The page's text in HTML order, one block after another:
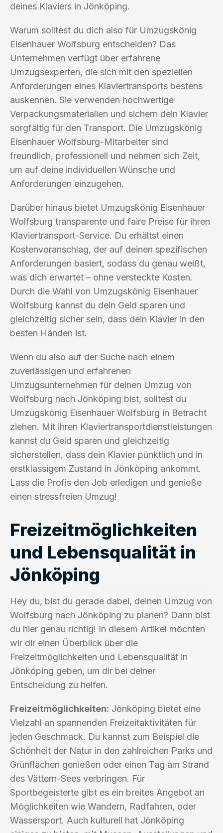
deines Klaviers in Jönköping.
Warum solltest du dich also für Umzugskönig
Eisenhauer Wolfsburg entscheiden? Das
Unternehmen verfügt über erfahrene
Umzugsexperten, die sich mit den speziellen
Anforderungen eines Klaviertransports bestens
auskennen. Sie verwenden hochwertige
Verpackungsmaterialien und sichern dein Klavier
sorgfältig für den Transport. Die Umzugskönig
Eisenhauer Wolfsburg-Mitarbeiter sind
freundlich, professionell und nehmen sich Zeit,
um auf deine individuellen Wünsche und
Anforderungen einzugehen.
Darüber hinaus bietet Umzugskönig Eisenhauer
Wolfsburg transparente und faire Preise für ihren
Klaviertransport-Service. Du erhältst einen
Kostenvoranschlag, der auf deinen spezifischen
Anforderungen basiert, sodass du genau weißt,
was dich erwartet – ohne versteckte Kosten.
Durch die Wahl von Umzugskönig Eisenhauer
Wolfsburg kannst du dein Geld sparen und
gleichzeitig sicher sein, dass dein Klavier in den
besten Händen ist.
Wenn du also auf der Suche nach einem
zuverlässigen und erfahrenen
Umzugsunternehmen für deinen Umzug von
Wolfsburg nach Jönköping bist, solltest du
Umzugskönig Eisenhauer Wolfsburg in Betracht
ziehen. Mit ihren Klaviertransportdienstleistungen
kannst du Geld sparen und gleichzeitig
sicherstellen, dass dein Klavier pünktlich und in
erstklassigem Zustand in Jönköping ankommt.
Lass die Profis den Job erledigen und genieße
einen stressfreien Umzug!
Freizeitmöglichkeiten
und Lebensqualität in
Jönköping
Hey du, bist du gerade dabei, deinen Umzug von
Wolfsburg nach Jönköping zu planen? Dann bist
du hier genau richtig! In diesem Artikel möchten
wir dir einen Überblick über die
Freizeitmöglichkeiten und Lebensqualität in
Jönköping geben, um dir bei deiner
Entscheidung zu helfen.
Freizeitmöglichkeiten: Jönköping bietet eine
Vielzahl an spannenden Freizeitaktivitäten für
jeden Geschmack. Du kannst zum Beispiel die
Schönheit der Natur in den zahlreichen Parks und
Grünflächen genießen oder einen Tag am Strand
des Vättern-Sees verbringen. Für
Sportbegeisterte gibt es ein breites Angebot an
Möglichkeiten wie Wandern, Radfahren, oder
Wassersport. Auch kulturell hat Jönköping